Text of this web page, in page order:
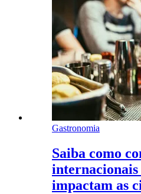
Gastronomia
Saiba como
impactam as